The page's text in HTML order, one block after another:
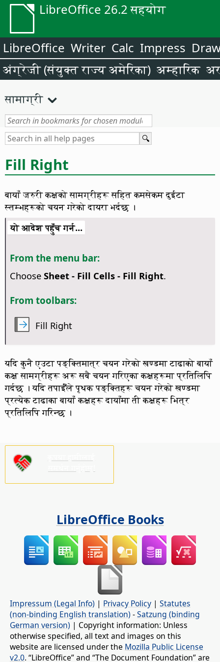
LibreOffice 26.2 सहयोग
LibreOffice Writer Calc Impress
अंग्रेजी (संयुक्त राज्य अमेरिका) अम्हारिक
सामाग्री
Fill Right
बायाँ जरुरी कक्षको सामग्रीहरू सहित कमसेकम दुईटा
स्तम्भहरूको चयन गरेको दायरा भर्दछ ।
यो आदेश पहुँच गर्न...
From the menu bar:
Choose Sheet - Fill Cells - Fill Right.
From toolbars:
Fill Right
यदि कुनै एउटा पङ्क्तिमात्र चयन गरेको खण्डमा टाढाको बायाँ
कक्ष सामग्रीहरू अरू सबै चयन गरिएका कक्षहरूमा प्रतिलिपि
गर्दछ । यदि तपाईँंले पृथक पङ्क्तिहरू चयन गरेको खण्डमा
प्रत्येक टाढाका बायाँ कक्षहरू दायाँमा ती कक्षहरू भित्र
प्रतिलिपि गरिन्छ ।
LibreOffice Books
Impressum (Legal Info) | Privacy Policy | Statutes
(non-binding English translation) -Satzung (binding
German version) | Copyright information: Unless
otherwise specified, all text and images on this
website are licensed under the Mozilla Public License
v2.0. “LibreOffice” and “The Document Foundation” are